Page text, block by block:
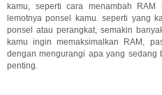
kamu, seperti cara menambah
lemotnya ponsel kamu. seperti yang
ponsel atau perangkat, semakin
kamu ingin memaksimalkan RAM,
dengan mengurangi apa yang sedang
penting.